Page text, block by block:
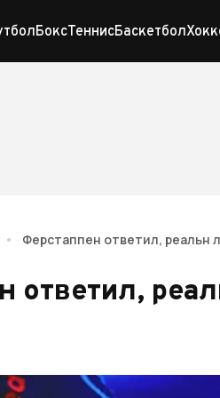
БоксТеннисБаскетбол
• Ферстаппен ответил, реальн
ответил,